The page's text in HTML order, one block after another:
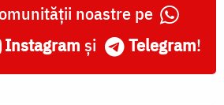
noastre pe
Instagram și Telegram!